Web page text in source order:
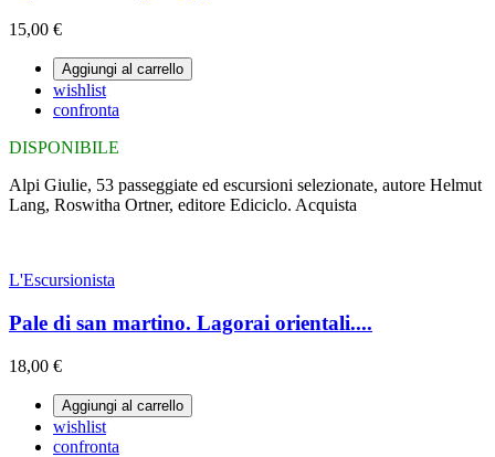
15,00 €
Aggiungi al carrello
wishlist
confronta
DISPONIBILE
Alpi Giulie, 53 passeggiate ed escursioni selezionate, autore Helmut
Lang, Roswitha Ortner, editore Ediciclo. Acquista
L'Escursionista
Pale di san martino. Lagorai orientali....
18,00 €
Aggiungi al carrello
wishlist
confronta